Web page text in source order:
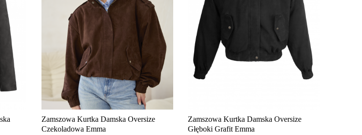
Zamszowa Kurtka Damska Oversize
Czekoladowa Emma
Zamszowa Kurtka Damska Oversize
Głęboki Grafit Emma